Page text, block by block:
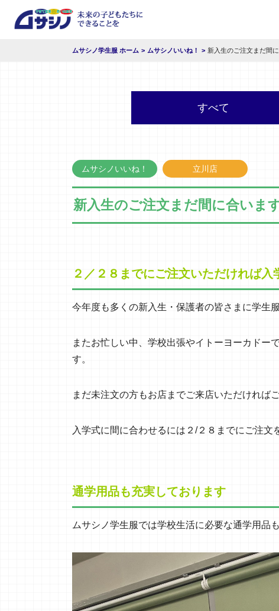
ムサシノ学生服 ホーム ムサシノいいね！ 新入生のご注文まだ間
すべて
ムサシノいいね！ 立川店
新入生のご注文まだ間に合いま
２／２８までにご注文いただければ
今年度も多くの新入生・保護者の皆さまに学生
またお忙しい中、学校出張やイトーヨーカドー
す。
まだ未注文の方もお店までご来店いただければ
入学式に間に合わせるには２/２８までにご注文
通学用品も充実しております
ムサシノ学生服では学校生活に必要な通学用品